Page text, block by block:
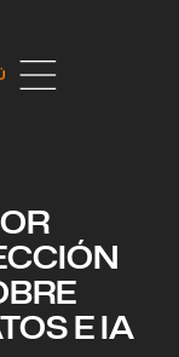
E IA